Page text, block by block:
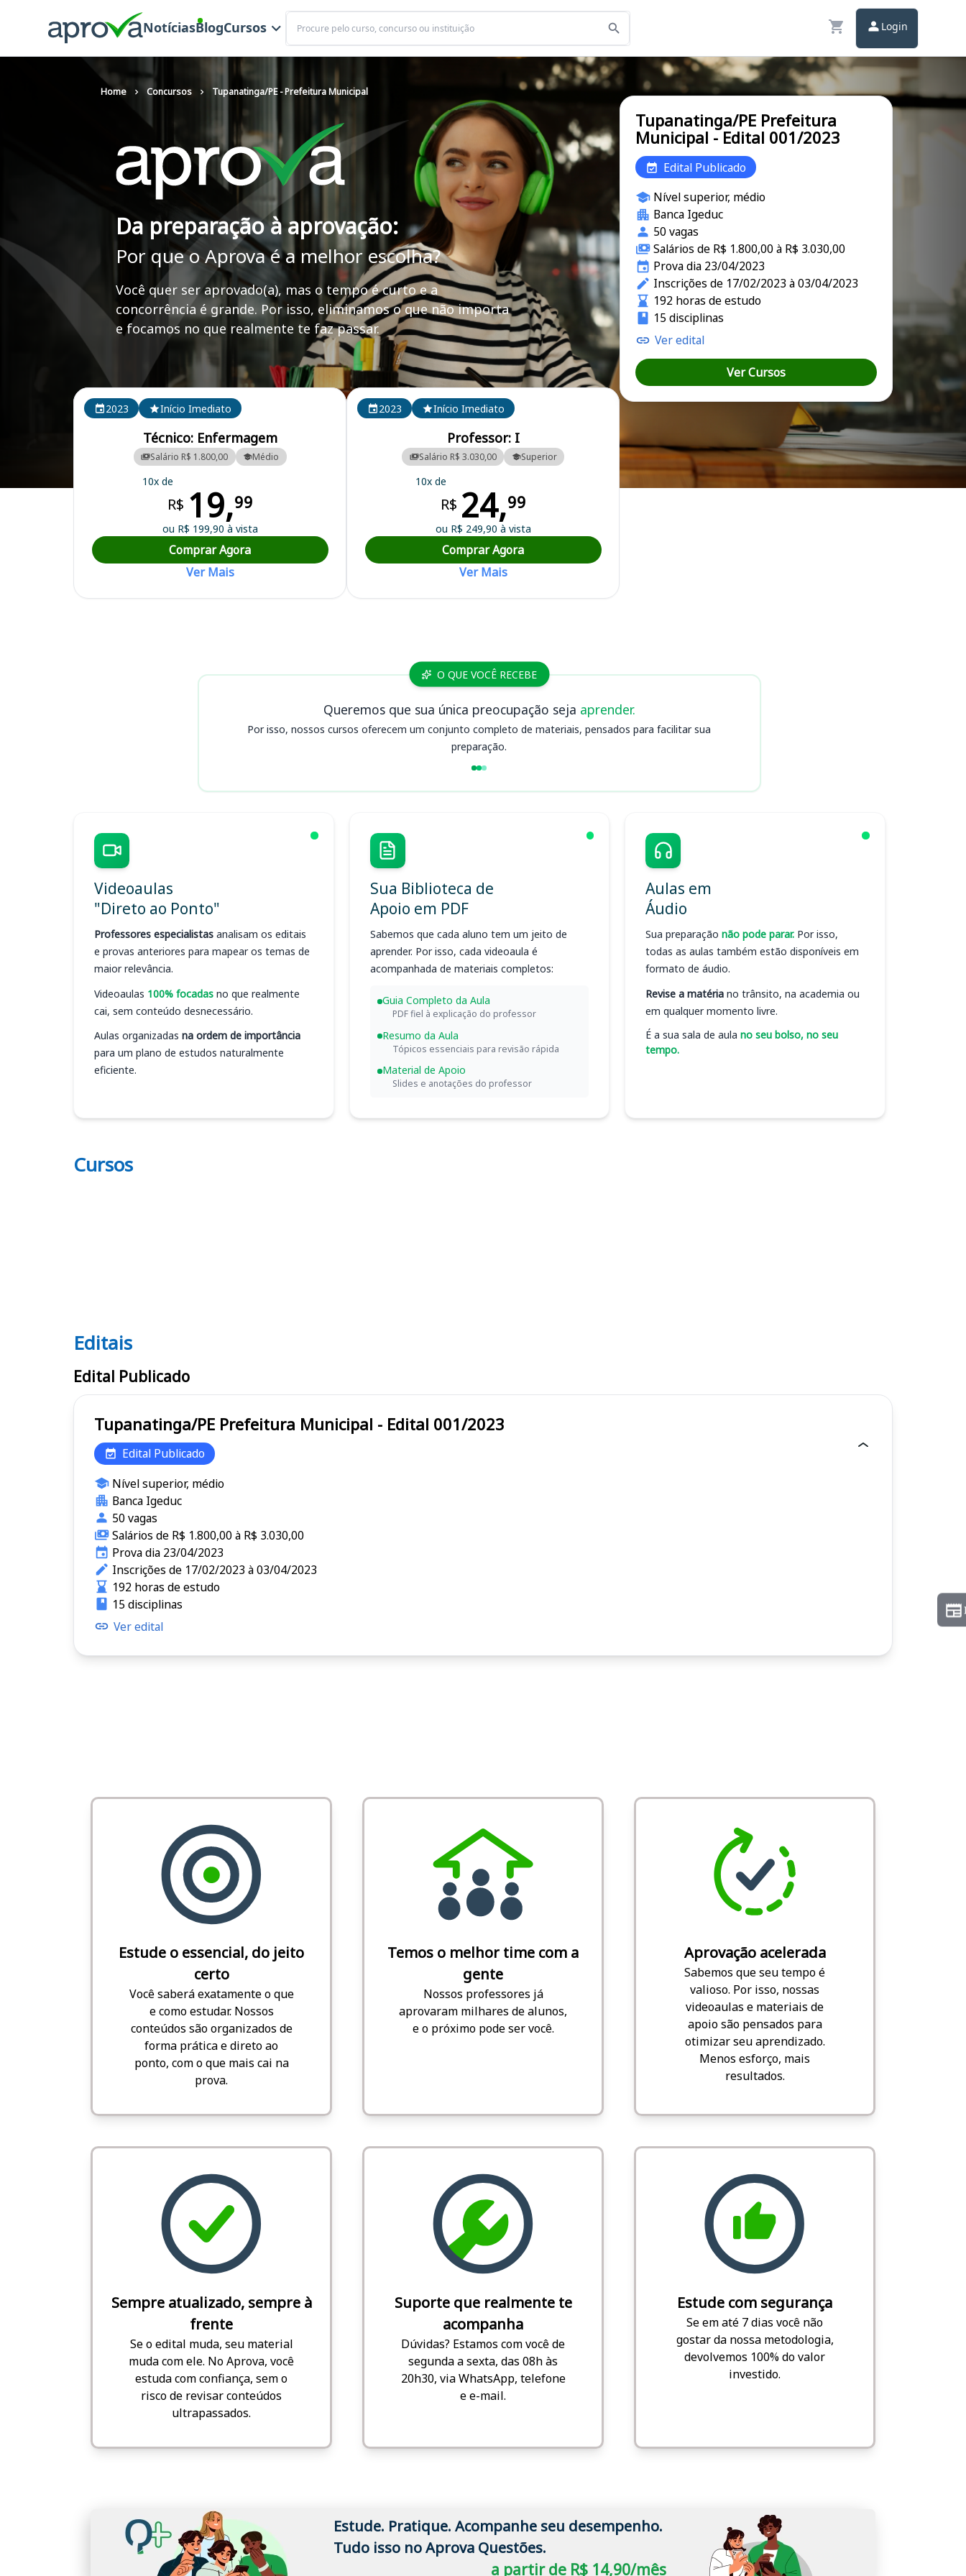
NotíciasBlogCursos
Buscar
Login
Home Concursos Tupanatinga/PE - Prefeitura Municipal
Da preparação à aprovação:
Por que o Aprova é a melhor escolha?
Você quer ser aprovado(a), mas o tempo é curto e a
concorrência é grande. Por isso, eliminamos o que não importa
e focamos no que realmente te faz passar.
Curso Preparatório para o Concurso Tupanatinga/PE - Prefeitura Municipal
Cursos em destaque para passar no concurso
2023
Início Imediato
Técnico: Enfermagem
Salário R$ 1.800,00 Médio
10x de
R$ 19,99
ou R$ 199,90 à vista
Comprar Agora
Ver Mais
2023 Início Imediato
Professor: I
Salário R$ 3.030,00 Superior
10x de
R$ 24,99
ou R$ 249,90 à vista
Comprar Agora
Ver Mais
Tupanatinga/PE Prefeitura
Municipal - Edital 001/2023
Edital Publicado
Nível superior, médio
Banca Igeduc
50 vagas
Salários de R$ 1.800,00 à R$ 3.030,00
Prova dia 23/04/2023
Inscrições de 17/02/2023 à 03/04/2023
192 horas de estudo
15 disciplinas
Ver edital
Ver Cursos
O QUE VOCÊ RECEBE
Queremos que sua única preocupação seja aprender.
Por isso, nossos cursos oferecem um conjunto completo de materiais, pensados para facilitar sua
preparação.
Videoaulas
"Direto ao Ponto"
Professores especialistas analisam os editais
e provas anteriores para mapear os temas de
maior relevância.
Videoaulas 100% focadas no que realmente
cai, sem conteúdo desnecessário.
Aulas organizadas na ordem de importância
para um plano de estudos naturalmente
eficiente.
Sua Biblioteca de
Apoio em PDF
Sabemos que cada aluno tem um jeito de
aprender. Por isso, cada videoaula é
acompanhada de materiais completos:
Guia Completo da Aula
PDF fiel à explicação do professor
Resumo da Aula
Tópicos essenciais para revisão rápida
Material de Apoio
Slides e anotações do professor
Aulas em
Áudio
Sua preparação não pode parar. Por isso,
todas as aulas também estão disponíveis em
formato de áudio.
Revise a matéria no trânsito, na academia ou
em qualquer momento livre.
É a sua sala de aula no seu bolso, no seu
tempo.
Cursos
Editais
Editais
Edital Publicado
Tupanatinga/PE Prefeitura Municipal - Edital 001/2023
Edital Publicado
Nível superior, médio
Banca Igeduc
50 vagas
Salários de R$ 1.800,00 à R$ 3.030,00
Prova dia 23/04/2023
Inscrições de 17/02/2023 à 03/04/2023
192 horas de estudo
15 disciplinas
Ver edital
Estude o essencial, do jeito
certo
Você saberá exatamente o que
e como estudar. Nossos
conteúdos são organizados de
forma prática e direto ao
ponto, com o que mais cai na
prova.
Temos o melhor time com a
gente
Nossos professores já
aprovaram milhares de alunos,
e o próximo pode ser você.
Aprovação acelerada
Sabemos que seu tempo é
valioso. Por isso, nossas
videoaulas e materiais de
apoio são pensados para
otimizar seu aprendizado.
Menos esforço, mais
resultados.
Sempre atualizado, sempre à
frente
Se o edital muda, seu material
muda com ele. No Aprova, você
estuda com confiança, sem o
risco de revisar conteúdos
ultrapassados.
Suporte que realmente te
acompanha
Dúvidas? Estamos com você de
segunda a sexta, das 08h às
20h30, via WhatsApp, telefone
e e-mail.
Estude com segurança
Se em até 7 dias você não
gostar da nossa metodologia,
devolvemos 100% do valor
investido.
Estude. Pratique. Acompanhe seu desempenho.
Tudo isso no Aprova Questões.
a partir de R$ 14,90/mês